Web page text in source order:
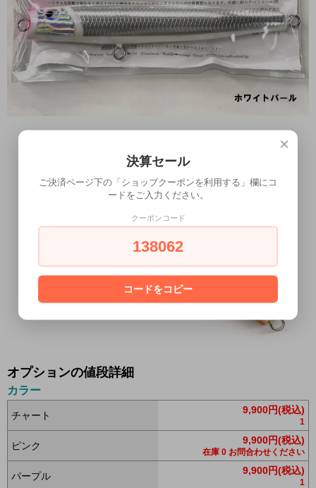
オプションの値段詳細
カラー
チャート 9,900円(税込)
1
ピンク 9,900円(税込)
在庫 0 お問合わせください
パープル 9,900円(税込)
1
×
決算セール
ご決済ページ下の「ショップクーポンを利用する」欄にコ
ードをご入力ください。
クーポンコード
138062
コードをコピー